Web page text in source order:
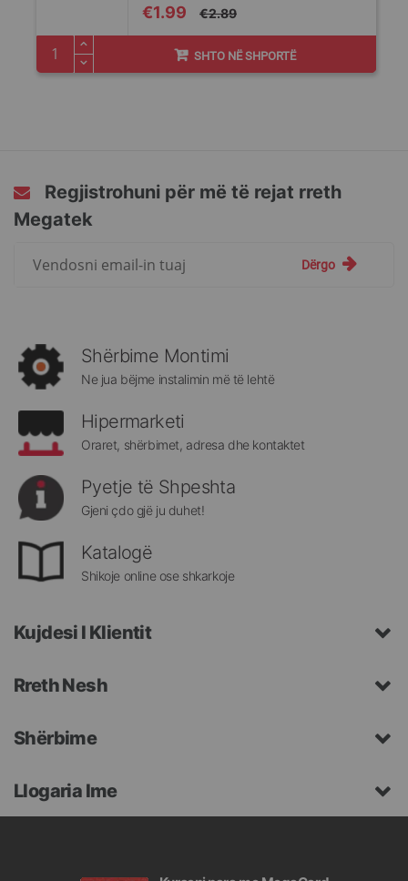
Special
Price
€1.99 €2.89
SHTO NË SHPORTË
Regjistrohuni për më të rejat rreth
Megatek
rreth
Megatek:
Dërgo
Shërbime Montimi
Ne jua bëjme instalimin më të lehtë
Hipermarketi
Oraret, shërbimet, adresa dhe kontaktet
Pyetje të Shpeshta
Gjeni çdo gjë ju duhet!
Katalogë
Shikoje online ose shkarkoje
Kujdesi I Klientit
Rreth Nesh
Shërbime
Llogaria Ime